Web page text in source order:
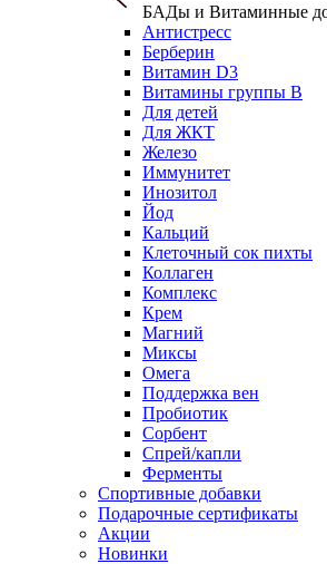
БАДы и Витаминные
Антистресс
Берберин
Витамин D3
Витамины группы B
Для детей
Для ЖКТ
Железо
Иммунитет
Инозитол
Йод
Кальций
Клеточный сок пихты
Коллаген
Комплекс
Крем
Магний
Миксы
Омега
Поддержка вен
Пробиотик
Сорбент
Спрей/капли
Ферменты
Спортивные добавки
Подарочные сертификаты
Акции
Новинки